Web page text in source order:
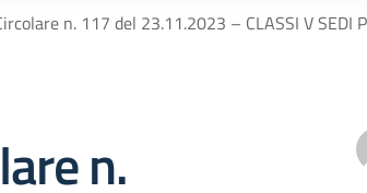
n. 117 del 23.11.2023 – CLASSI V SEDI
n.